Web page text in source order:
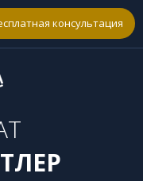
консультация